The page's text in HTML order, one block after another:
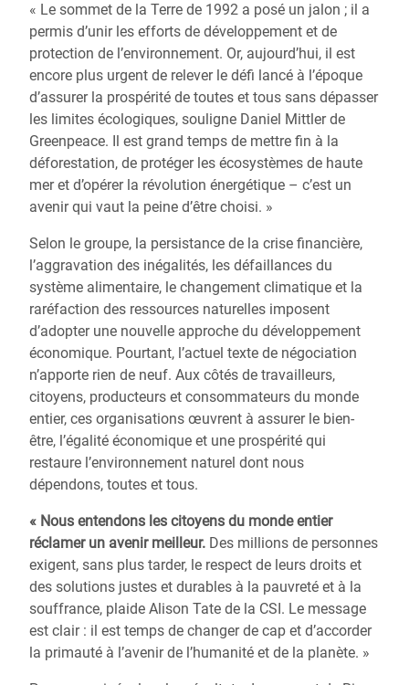
« Le sommet de la Terre de 1992 a posé un jalon ; il a
permis d’unir les efforts de développement et de
protection de l’environnement. Or, aujourd’hui, il est
encore plus urgent de relever le défi lancé à l’époque
d’assurer la prospérité de toutes et tous sans dépasser
les limites écologiques, souligne Daniel Mittler de
Greenpeace. Il est grand temps de mettre fin à la
déforestation, de protéger les écosystèmes de haute
mer et d’opérer la révolution énergétique – c’est un
avenir qui vaut la peine d’être choisi. »
Selon le groupe, la persistance de la crise financière,
l’aggravation des inégalités, les défaillances du
système alimentaire, le changement climatique et la
raréfaction des ressources naturelles imposent
d’adopter une nouvelle approche du développement
économique. Pourtant, l’actuel texte de négociation
n’apporte rien de neuf. Aux côtés de travailleurs,
citoyens, producteurs et consommateurs du monde
entier, ces organisations œuvrent à assurer le bien-
être, l’égalité économique et une prospérité qui
restaure l’environnement naturel dont nous
dépendons, toutes et tous.
« Nous entendons les citoyens du monde entier
réclamer un avenir meilleur. Des millions de personnes
exigent, sans plus tarder, le respect de leurs droits et
des solutions justes et durables à la pauvreté et à la
souffrance, plaide Alison Tate de la CSI. Le message
est clair : il est temps de changer de cap et d’accorder
la primauté à l’avenir de l’humanité et de la planète. »